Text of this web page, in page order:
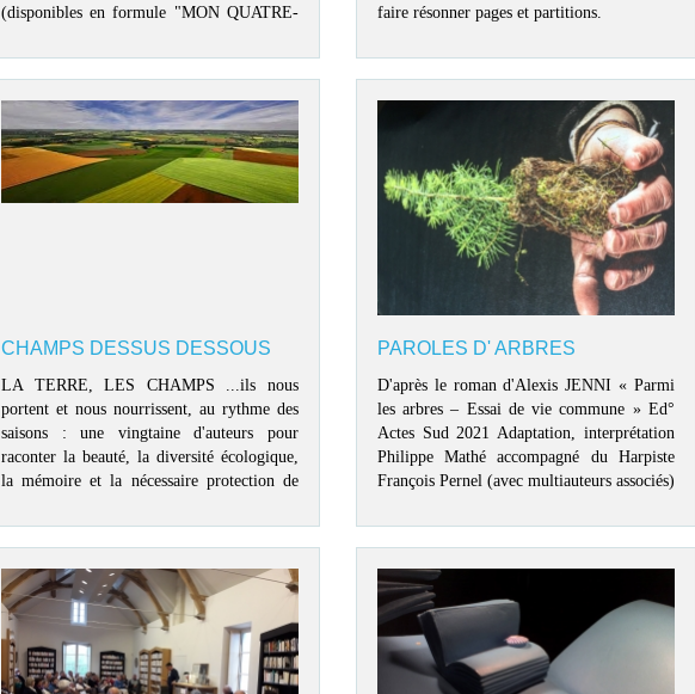
(disponibles en formule "MON QUATRE-
faire résonner pages et partitions.
CHAMPS DESSUS DESSOUS
LA TERRE, LES CHAMPS ...ils nous
portent et nous nourrissent, au rythme des
saisons : une vingtaine d'auteurs pour
raconter la beauté, la diversité écologique,
la mémoire et la nécessaire protection de
PAROLES D' ARBRES
D'après le roman d'Alexis JENNI « Parmi
les arbres – Essai de vie commune » Ed°
Actes Sud 2021 Adaptation, interprétation
Philippe Mathé accompagné du Harpiste
François Pernel (avec multiauteurs associés)
projet « Assises de LITTERR'NATURE » :
Défenses de l'Environnement et illustrations
du Contrat naturel, par Les voix des Livres
Vivants CRÉATION produite et développée
avec L'AX : LitTer'Aires de jeuX en
Boucle de Loire